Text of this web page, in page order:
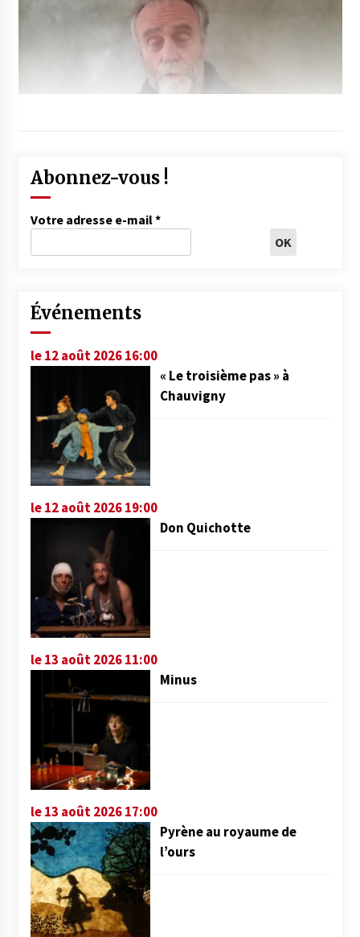
Abonnez-vous !
Votre adresse e-mail*
Événements
le 12 août 2026 16:00
« Le troisième pas » à
Chauvigny
le 12 août 2026 19:00
Don Quichotte
le 13 août 2026 11:00
Minus
le 13 août 2026 17:00
Pyrène au royaume de
l’ours